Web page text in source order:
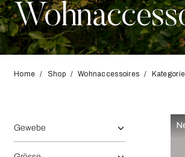
Home Shop Wohnaccessoires
Die Auswahl der Option spiegelt die
Filtern nach:
Gewebe